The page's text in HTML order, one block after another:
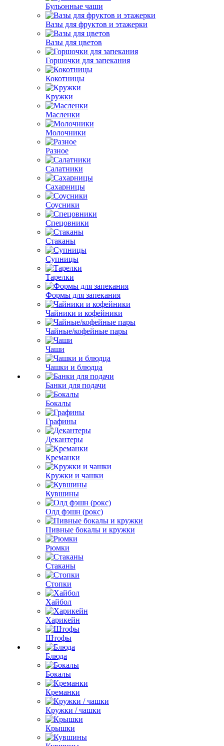
Бульонные чаши
Вазы для фруктов и этажерки
Вазы для цветов
Горшочки для запекания
Кокотницы
Кружки
Масленки
Молочники
Разное
Салатники
Сахарницы
Соусники
Спецовники
Стаканы
Супницы
Тарелки
Формы для запекания
Чайники и кофейники
Чайные/кофейные пары
Чаши
Чашки и блюдца
Банки для подачи
Бокалы
Графины
Декантеры
Креманки
Кружки и чашки
Кувшины
Олд фэшн (рокс)
Пивные бокалы и кружки
Рюмки
Стаканы
Стопки
Хайбол
Харикейн
Штофы
Блюда
Бокалы
Креманки
Кружки / чашки
Крышки